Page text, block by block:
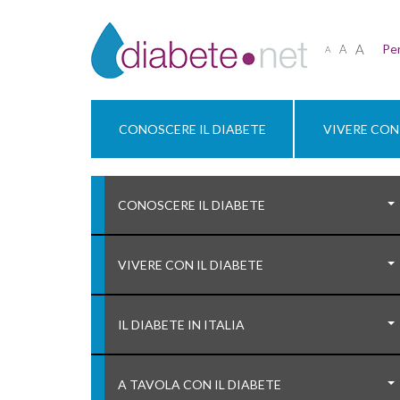
A A A
CONOSCERE IL DIABETE VIVERE
CONOSCERE IL DIABETE
VIVERE CON IL DIABETE
IL DIABETE IN ITALIA
A TAVOLA CON IL DIABETE